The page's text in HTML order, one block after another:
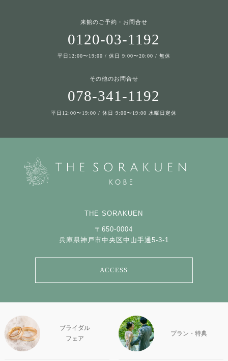
来館のご予約・お問合せ
0120-03-1192
平日12:00〜19:00 / 休日 9:00〜20:00 / 無休
その他のお問合せ
078-341-1192
平日12:00〜19:00 / 休日 9:00〜19:00 水曜日定休
THE SORAKUEN
〒650-0004
兵庫県神戸市中央区中山手通5-3-1
ACCESS
ブライダル
フェア
プラン・特典